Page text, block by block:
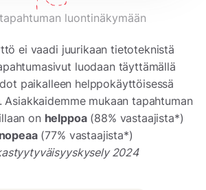
luontinäkymään
ei vaadi juurikaan tietoteknistä
luodaan täyttämällä
paikalleen helppokäyttöisessä
mukaan tapahtuman
on helppoa(88% vastaajista*)
nopeaa(77% vastaajista*)
2024